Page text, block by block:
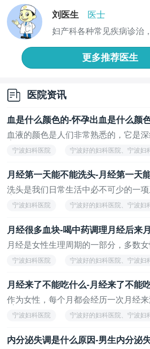
刘医生 医士
妇产科各种常见疾病诊治
更多推荐医生
医院资讯
血是什么颜色的-怀孕出血是什么颜
血液的颜色是人们非常熟悉的，它是
宁波妇科医院 宁波好的妇科医院、宁波妇
月经第一天能不能洗头-月经第一天
洗头是我们日常生活中必不可少的一
宁波妇科医院 宁波好的妇科医院、宁波妇
月经很多血块-喝中药调理月经后来
月经是女性生理周期的一部分，多数
宁波妇科医院 宁波好的妇科医院、宁波妇
月经来了不能吃什么-月经来了不能
作为女性，每个月都会经历一次月经
宁波妇科医院 宁波好的妇科医院、宁波妇
内分泌失调是什么原因-男生内分泌